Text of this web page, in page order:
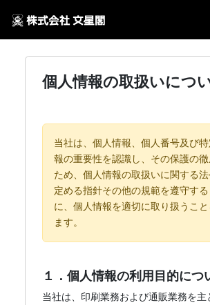
個人情報の取扱いにつ
当社は、個人情報、個人番号及び
報の重要性を認識し、その保護の
ため、個人情報の取扱いに関する
定める指針その他の規範を遵守す
に、個人情報を適切に取り扱うこ
ます。
１．個人情報の利用目的につ
当社は、印刷業務および通販業務を